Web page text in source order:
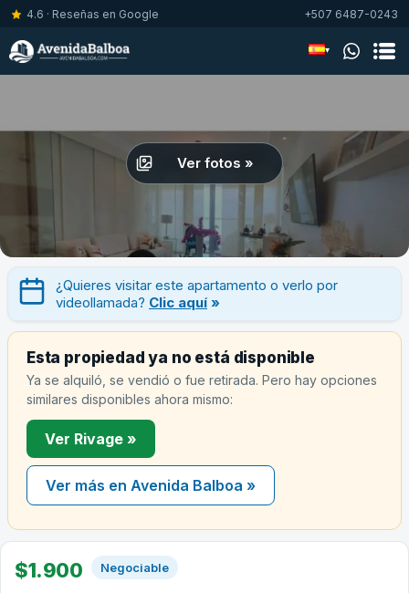
4.6 · Reseñas en Google +507 6487-0243
▾
Ver fotos »
¿Quieres visitar este apartamento o verlo por
videollamada? Clic aquí »
Esta propiedad ya no está disponible
Ya se alquiló, se vendió o fue retirada. Pero hay opciones
similares disponibles ahora mismo:
Ver Rivage »
Ver más en Avenida Balboa »
$1.900 Negociable